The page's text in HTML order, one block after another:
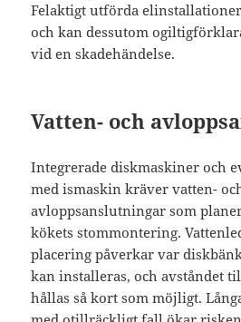
Felaktigt utförda
och kan dessutom
vid en skadehändelse.
Vatten- och
Integrerade diskmaskiner och
med ismaskin kräver vatten-
avloppsanslutningar som
kökets stommontering.
placering påverkar var
kan installeras, och avståndet
hållas så kort som möjligt.